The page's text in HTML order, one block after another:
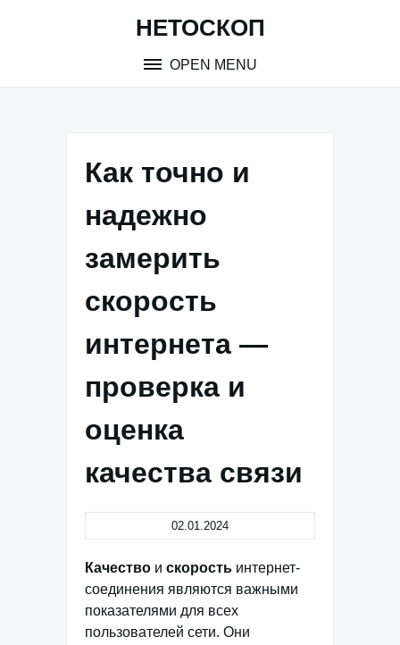
НЕТОСКОП
OPEN MENU
Как точно и
надежно
замерить
скорость
интернета —
проверка и
оценка
качества связи
02.01.2024
Качество и скорость интернет-
соединения являются важными
показателями для всех
пользователей сети. Они